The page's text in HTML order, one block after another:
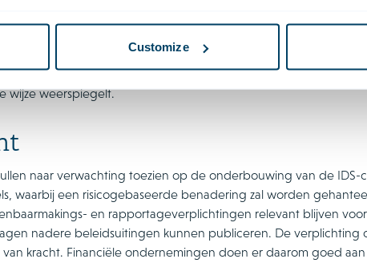
Customize
definitie leidend.
ondernemingen waarvoor het IDS-begrip nieuw is
,
agenten, geldt dat zij zelf moeten bepalen wie als IDS
wijze weerspiegelt.
naar verwachting toezien op de onderbouwing van de
waarbij een risicogebaseerde benadering zal worden
en rapportageverplichtingen relevant blijven
nadere beleidsuitingen kunnen publiceren. De
kracht. Financiële ondernemingen doen er daarom goed